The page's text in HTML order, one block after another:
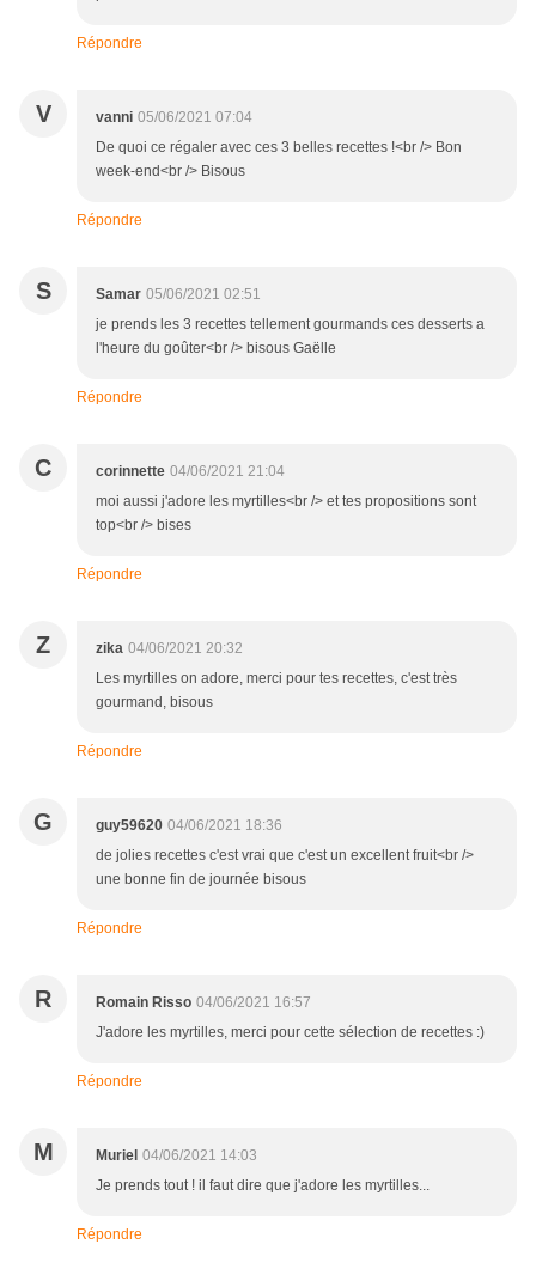
Répondre
V vanni 05/06/2021 07:04
De quoi ce régaler avec ces 3 belles recettes !<br /> Bon
week-end<br /> Bisous
Répondre
S Samar 05/06/2021 02:51
je prends les 3 recettes tellement gourmands ces desserts a
l'heure du goûter<br /> bisous Gaëlle
Répondre
C corinnette 04/06/2021 21:04
moi aussi j'adore les myrtilles<br /> et tes propositions sont
top<br /> bises
Répondre
Z zika 04/06/2021 20:32
Les myrtilles on adore, merci pour tes recettes, c'est très
gourmand, bisous
Répondre
G guy59620 04/06/2021 18:36
de jolies recettes c'est vrai que c'est un excellent fruit<br />
une bonne fin de journée bisous
Répondre
R Romain Risso 04/06/2021 16:57
J'adore les myrtilles, merci pour cette sélection de recettes :)
Répondre
M Muriel 04/06/2021 14:03
Je prends tout ! il faut dire que j'adore les myrtilles...
Répondre